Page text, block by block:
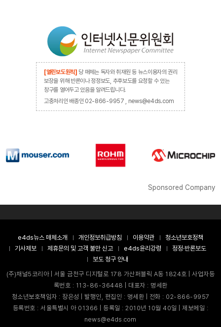
[열린보도원칙] 당 매체는 독자와 취재원 등 뉴스이용자의 권리
보장을 위해 반론이나 정정보도, 추후보도를 요청할 수 있는
창구를 열어두고 있음을 알려드립니다.
고충처리인 배종인 02-866-9957 , news@e4ds.com
Sponsored Company
e4ds뉴스 매체소개 개인정보취급방침 이용약관
청소년보호정책
기사제보
제휴문의 및 고객 불만 신고 e4ds윤리강령
정정·반론보도
보도 청구 안내
(주)채널5코리아 | 서울 금천구 디지털로 178 가산퍼블릭 A동 1824호 | 사업자등
록번호 : 113-86-36448 | 대표자 : 명세환
청소년보호책임자 : 장은성 | 발행인, 편집인 : 명세환 | 전화 : 02-866-9957
등록번호 : 서울특별시 아 01366 | 등록일 : 2010년 10월 40일 | 제보메일 :
news@e4ds.com